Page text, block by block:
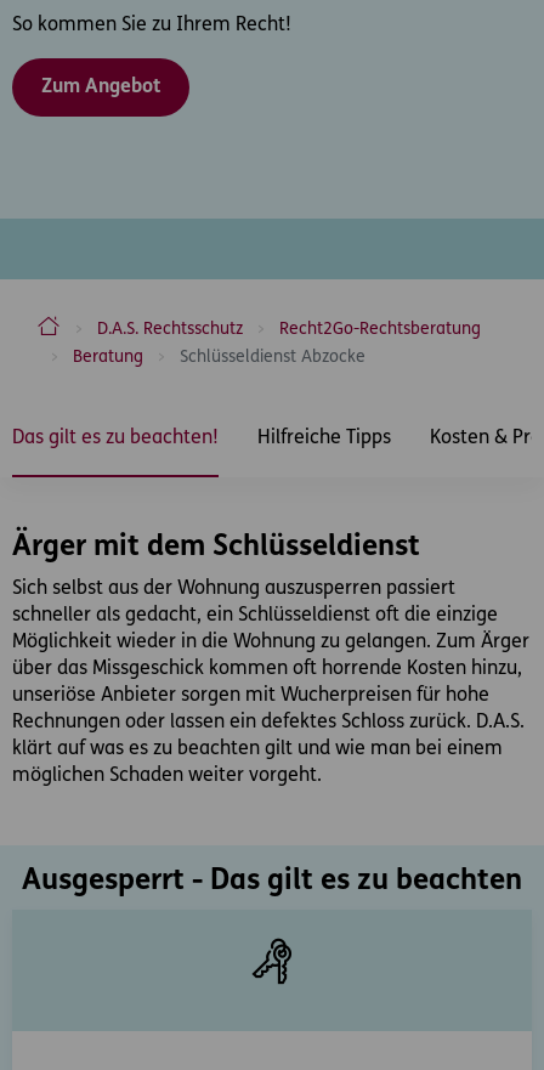
So kommen Sie zu Ihrem Recht!
Zum Angebot
ERGO Versicherung Aktiengesellschaft
D.A.S. Rechtsschutz
Recht2Go-Rechtsberatung
Beratung
Schlüsseldienst Abzocke
Das gilt es zu beachten!
Hilfreiche Tipps Kosten &
Ärger mit dem Schlüsseldienst
Sich selbst aus der Wohnung auszusperren passiert
schneller als gedacht, ein Schlüsseldienst oft die einzige
Möglichkeit wieder in die Wohnung zu gelangen. Zum Ärger
über das Missgeschick kommen oft horrende Kosten hinzu,
unseriöse Anbieter sorgen mit Wucherpreisen für hohe
Rechnungen oder lassen ein defektes Schloss zurück. D.A.S.
klärt auf was es zu beachten gilt und wie man bei einem
möglichen Schaden weiter vorgeht.
Ausgesperrt - Das gilt es zu beachten